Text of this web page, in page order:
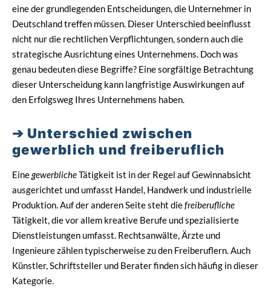
eine der grundlegenden Entscheidungen, die Unternehmer in
Deutschland treffen müssen. Dieser Unterschied beeinflusst
nicht nur die rechtlichen Verpflichtungen, sondern auch die
strategische Ausrichtung eines Unternehmens. Doch was
genau bedeuten diese Begriffe? Eine sorgfältige Betrachtung
dieser Unterscheidung kann langfristige Auswirkungen auf
den Erfolgsweg Ihres Unternehmens haben.
Unterschied zwischen
gewerblich und freiberuflich
EinegewerblicheTätigkeit ist in der Regel auf Gewinnabsicht
ausgerichtet und umfasst Handel, Handwerk und industrielle
Produktion. Auf der anderen Seite steht diefreiberufliche
Tätigkeit, die vor allem kreative Berufe und spezialisierte
Dienstleistungen umfasst. Rechtsanwälte, Ärzte und
Ingenieure zählen typischerweise zu den Freiberuflern. Auch
Künstler, Schriftsteller und Berater finden sich häufig in dieser
Kategorie.